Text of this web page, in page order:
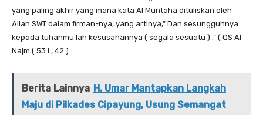
yang paling akhir yang mana kata Al Muntaha dituliskan oleh
Allah SWT dalam firman-nya, yang artinya,” Dan sesungguhnya
kepada tuhanmu lah kesusahannya ( segala sesuatu ) ,” ( QS Al
Najm ( 53 I , 42 ).
Berita Lainnya H. Umar Mantapkan Langkah
Maju di Pilkades Cipayung, Usung Semangat